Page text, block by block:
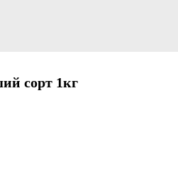
сорт 1кг